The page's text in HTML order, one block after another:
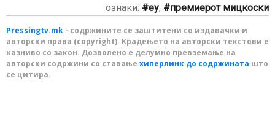
ознаки:
еу, премиерот мицкоски
Pressingtv.mk - содржините се заштитени со издавачки и
авторски права (copyright). Крадењето на авторски текстови е
казниво со закон. Дозволено е делумно превземање на
авторски содржини со ставање хиперлинк до содржината што
се цитира.